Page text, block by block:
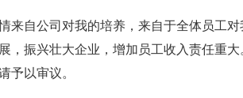
来自公司对我的培养，来自于全体员工对
振兴壮大企业，增加员工收入责任重大
予以审议。